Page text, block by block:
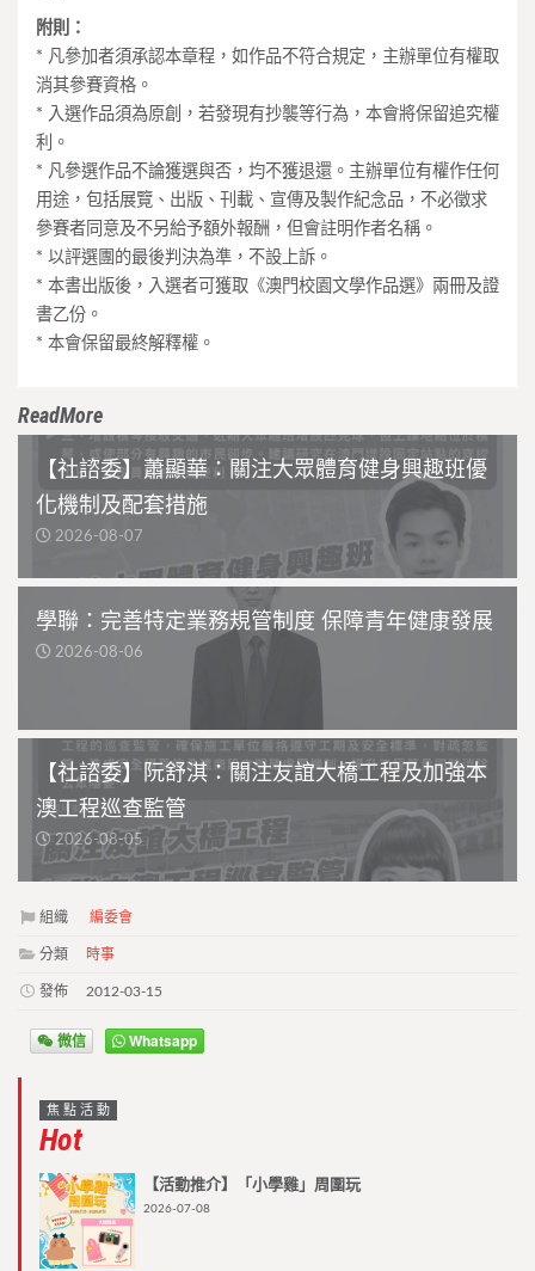
附則：
* 凡參加者須承認本章程，如作品不符合規定，主辦單位有權取
消其參賽資格。
* 入選作品須為原創，若發現有抄襲等行為，本會將保留追究權
利。
* 凡參選作品不論獲選與否，均不獲退還。主辦單位有權作任何
用途，包括展覽、出版、刊載、宣傳及製作紀念品，不必徵求
參賽者同意及不另給予額外報酬，但會註明作者名稱。
* 以評選團的最後判決為準，不設上訴。
* 本書出版後，入選者可獲取《澳門校園文學作品選》兩冊及證
書乙份。
* 本會保留最終解釋權。
ReadMore
【社諮委】蕭顯華：關注大眾體育健身興趣班優
化機制及配套措施
2026-08-07
學聯：完善特定業務規管制度 保障青年健康發展
2026-08-06
【社諮委】阮舒淇：關注友誼大橋工程及加強本
澳工程巡查監管
2026-08-05
組織 編委會
分類 時事
發佈 2012-03-15
微信 Whatsapp
焦點活動
Hot
【活動推介】「小學雞」周圍玩
2026-07-08